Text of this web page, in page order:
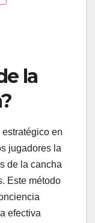
la
en
jugadores la
de la cancha
Este método
efectiva